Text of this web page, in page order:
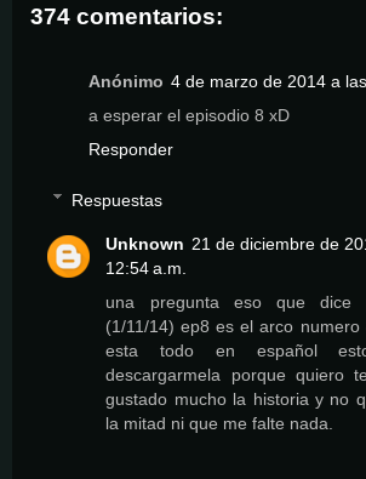
374 comentarios:
Anónimo 4 de marzo de 2014 a
a esperar el episodio 8 xD
Responder
Respuestas
Unknown 21 de diciembre de
12:54 a.m.
una pregunta eso que dice
(1/11/14) ep8 es el arco numero
esta todo en español
descargarmela porque quiero
gustado mucho la historia y no
la mitad ni que me falte nada.